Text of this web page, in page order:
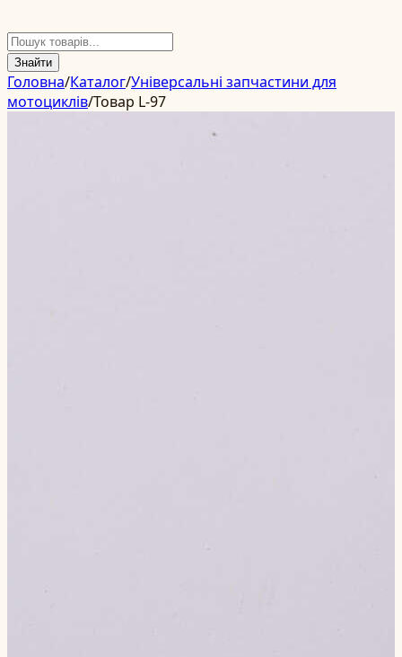
Знайти
Головна/Каталог/Універсальні запчастини для
мотоциклів/Товар L-97